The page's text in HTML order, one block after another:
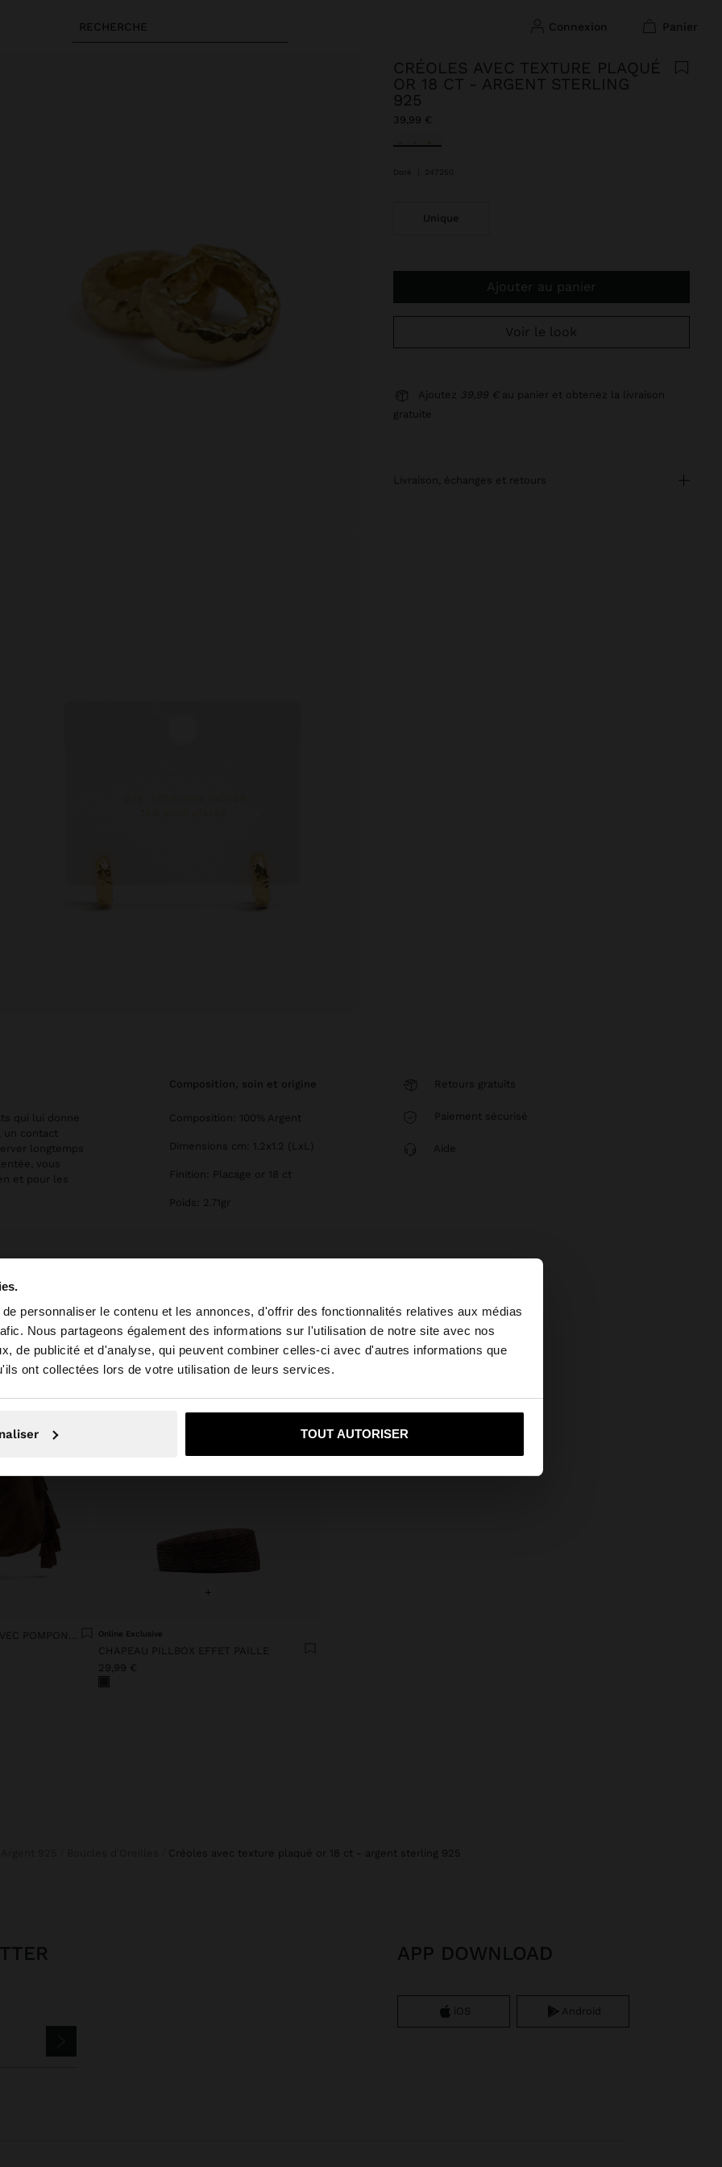
personnaliser le contenu et les annonces, d'offrir des fonctionnalités relatives aux médias
Nous partageons également des informations sur l'utilisation de notre site avec nos
de publicité et d'analyse, qui peuvent combiner celles-ci avec d'autres informations que
ont collectées lors de votre utilisation de leurs services.
TOUT AUTORISER
RECHERCHE connexion panier
×
depuis Luxembourg. Voulez-vous parcourir notre site au United States?
je souhaite rester sur Luxembourg Oui, dirigez-moi vers United States
CRÉOLES AVEC TEXTURE PLAQUÉ
OR 18 CT - ARGENT STERLING
925
39,99 €
sélectionné(s)
Doré 247250
Unique
Ajouter au panier
Voir le look
Ajoutez 39,99 € au panier et obtenez la livraison
gratuite
livraison, échanges et retours
qui lui donne
un contact
longtemps
vous
et pour les
composition, soin et origine
Composition: 100% Argent
Dimensions cm: 1.2x1.2 (LxL)
Finition: Placage or 18 ct
Poids: 2.71gr
Retours gratuits
Paiement sécurisé
Aide
+
Online Exclusive
CHAPEAU PILLBOX EFFET PAILLE
29,99 €
créoles avec texture plaqué or 18 ct - argent sterling 925
APP DOWNLOAD
iOS Android